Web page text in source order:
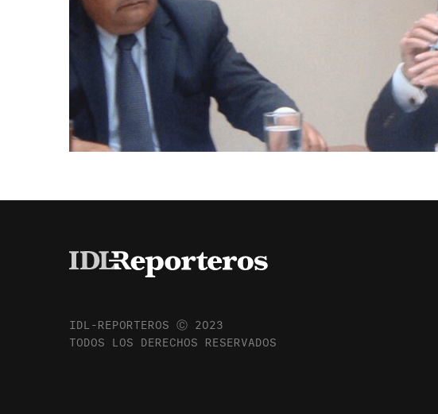
IDL-REPORTEROS Ⓒ 2023
TODOS LOS DERECHOS RESERVADOS